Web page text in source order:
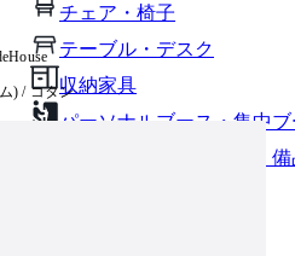
チェア・椅子
テーブル・デスク
収納家具
パーソナルブース・集中
オフィスアクセサリー・
付けて、カートに追加できます
) / コタン